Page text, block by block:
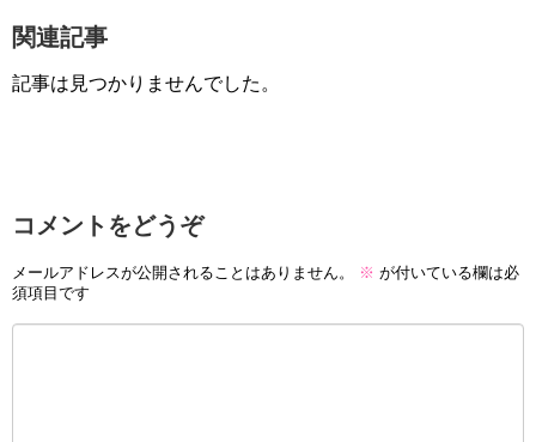
関連記事
記事は見つかりませんでした。
コメントをどうぞ
メールアドレスが公開されることはありません。 ※ が付いている欄は必
須項目です